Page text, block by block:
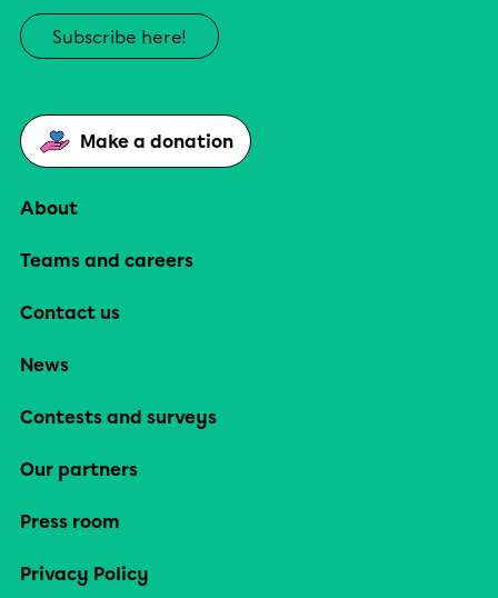
Subscribe here!
Make a donation
About
Teams and careers
Contact us
News
Contests and surveys
Our partners
Press room
Privacy Policy